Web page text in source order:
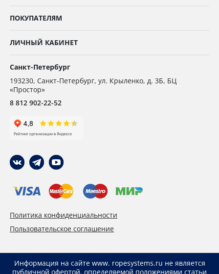
ПОКУПАТЕЛЯМ
ЛИЧНЫЙ КАБИНЕТ
Санкт-Петербург
193230, Санкт-Петербург, ул. Крыленко, д. 3Б, БЦ
«Простор»
8 812 902-22-52
Политика конфиденциальности
Пользовательское соглашение
Информация на сайте www. ropesystems.ru не является
публичной офертой, определяемой положениями статьи